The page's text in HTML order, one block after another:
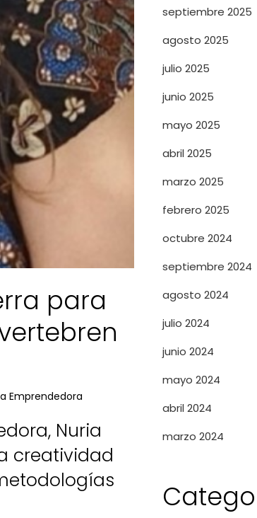
para
Emprendedora
Nuria
creatividad
septiembre 2025
agosto 2025
julio 2025
junio 2025
mayo 2025
abril 2025
marzo 2025
febrero 2025
octubre 2024
septiembre 2024
agosto 2024
julio 2024
junio 2024
mayo 2024
abril 2024
marzo 2024